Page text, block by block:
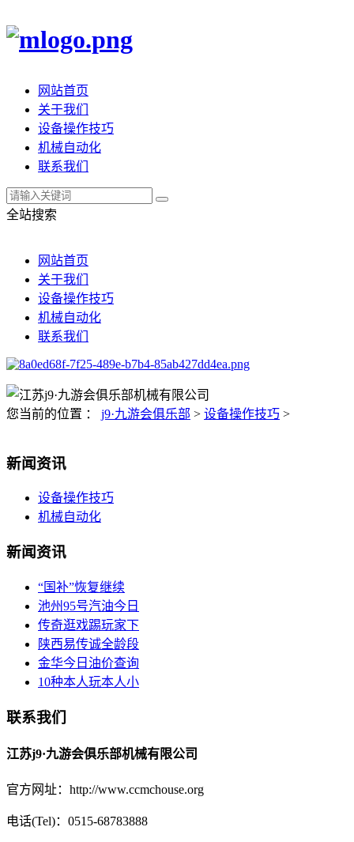
网站首页
关于我们
设备操作技巧
机械自动化
联系我们
全站搜索
网站首页
关于我们
设备操作技巧
机械自动化
联系我们
您当前的位置 ： j9·九游会俱乐部 > 设备操作技巧 >
新闻资讯
设备操作技巧
机械自动化
新闻资讯
“国补”恢复继续
池州95号汽油今日
传奇逛戏踢玩家下
陕西易传诚全龄段
金华今日油价查询
10种本人玩本人小
联系我们
江苏j9·九游会俱乐部机械有限公司
官方网址：http://www.ccmchouse.org
电话(Tel)：0515-68783888